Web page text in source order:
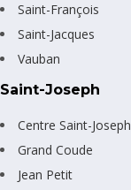
Saint-François
Saint-Jacques
Vauban
Saint-Joseph
Centre Saint-Joseph
Grand Coude
Jean Petit